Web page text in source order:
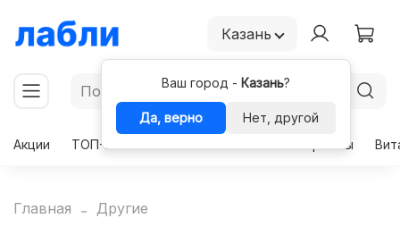
Казань
Ваш город - Казань?
Да, верно
Нет, другой
Акции
ТОП-50 Гормоны
Главная Другие